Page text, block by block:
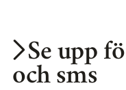
Se upp
och sms